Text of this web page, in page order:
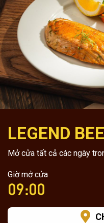
LEGEND
Mở cửa tất cả các ngày
Giờ mở cửa
09:00